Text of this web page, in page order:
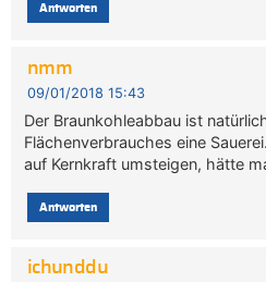
Antworten
nmm
09/01/2018 15:43
Der Braunkohleabbau ist
Flächenverbrauches eine
auf Kernkraft umsteigen, hätte
Antworten
ichunddu